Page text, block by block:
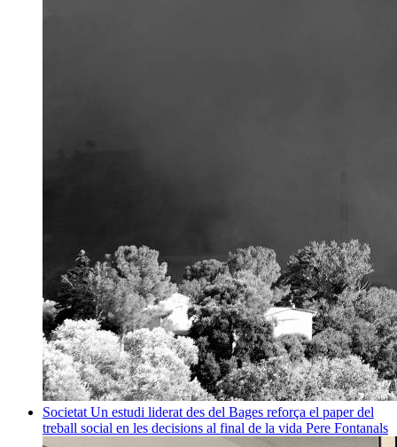
Societat Un estudi liderat des del Bages reforça el paper del
treball social en les decisions al final de la vida Pere Fontanals